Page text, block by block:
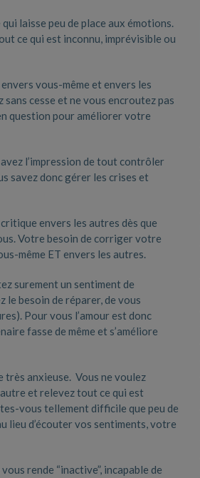
laisse peu de place aux émotions.
ce qui est inconnu, imprévisible ou
vous-même et envers les
cesse et ne vous encroutez pas
question pour améliorer votre
l’impression de tout contrôler
savez donc gérer les crises et
envers les autres dès que
Votre besoin de corriger votre
même ET envers les autres.
surement un sentiment de
le besoin de réparer, de vous
Pour vous l’amour est donc
fasse de même et s’améliore
très anxieuse. Vous ne voulez
et relevez tout ce qui est
vous tellement difficile que peu de
lieu d’écouter vos sentiments, votre
rende “inactive”, incapable de